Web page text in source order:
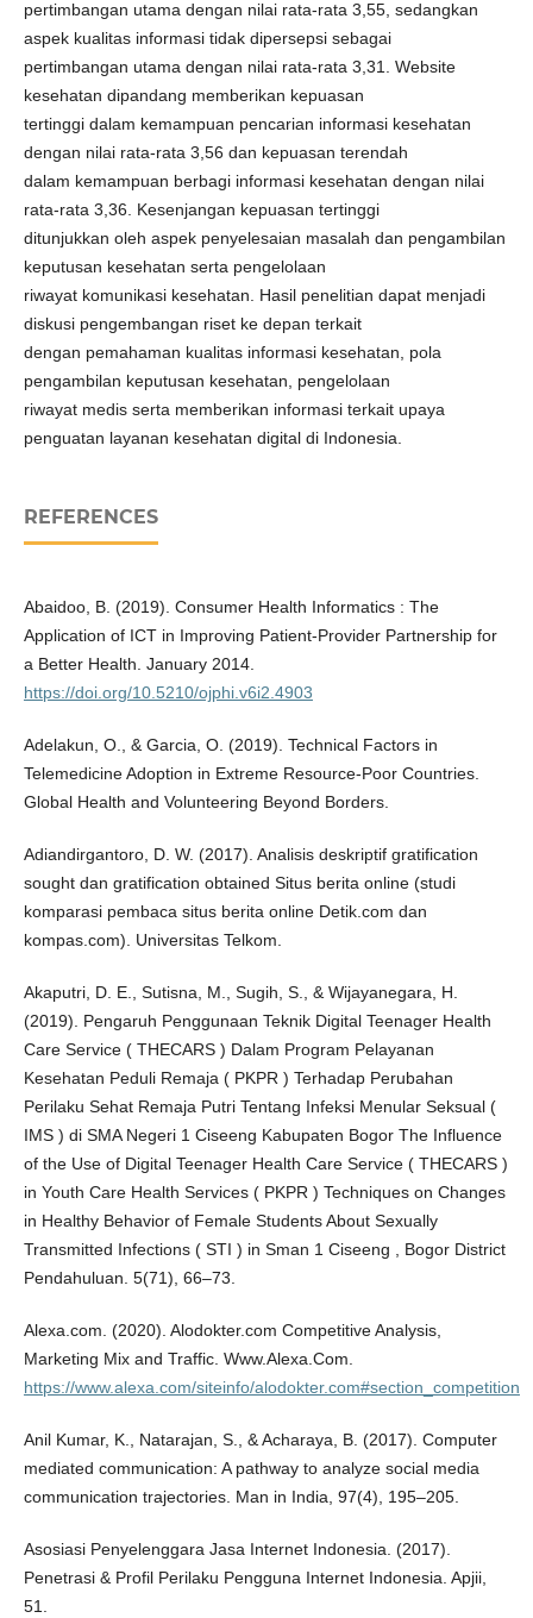
pertimbangan utama dengan nilai rata-rata 3,55, sedangkan
aspek kualitas informasi tidak dipersepsi sebagai
pertimbangan utama dengan nilai rata-rata 3,31. Website
kesehatan dipandang memberikan kepuasan
tertinggi dalam kemampuan pencarian informasi kesehatan
dengan nilai rata-rata 3,56 dan kepuasan terendah
dalam kemampuan berbagi informasi kesehatan dengan nilai
rata-rata 3,36. Kesenjangan kepuasan tertinggi
ditunjukkan oleh aspek penyelesaian masalah dan pengambilan
keputusan kesehatan serta pengelolaan
riwayat komunikasi kesehatan. Hasil penelitian dapat menjadi
diskusi pengembangan riset ke depan terkait
dengan pemahaman kualitas informasi kesehatan, pola
pengambilan keputusan kesehatan, pengelolaan
riwayat medis serta memberikan informasi terkait upaya
penguatan layanan kesehatan digital di Indonesia.
REFERENCES
Abaidoo, B. (2019). Consumer Health Informatics : The
Application of ICT in Improving Patient-Provider Partnership for
a Better Health. January 2014.
https://doi.org/10.5210/ojphi.v6i2.4903
Adelakun, O., & Garcia, O. (2019). Technical Factors in
Telemedicine Adoption in Extreme Resource-Poor Countries.
Global Health and Volunteering Beyond Borders.
Adiandirgantoro, D. W. (2017). Analisis deskriptif gratification
sought dan gratification obtained Situs berita online (studi
komparasi pembaca situs berita online Detik.com dan
kompas.com). Universitas Telkom.
Akaputri, D. E., Sutisna, M., Sugih, S., & Wijayanegara, H.
(2019). Pengaruh Penggunaan Teknik Digital Teenager Health
Care Service ( THECARS ) Dalam Program Pelayanan
Kesehatan Peduli Remaja ( PKPR ) Terhadap Perubahan
Perilaku Sehat Remaja Putri Tentang Infeksi Menular Seksual (
IMS ) di SMA Negeri 1 Ciseeng Kabupaten Bogor The Influence
of the Use of Digital Teenager Health Care Service ( THECARS )
in Youth Care Health Services ( PKPR ) Techniques on Changes
in Healthy Behavior of Female Students About Sexually
Transmitted Infections ( STI ) in Sman 1 Ciseeng , Bogor District
Pendahuluan. 5(71), 66–73.
Alexa.com. (2020). Alodokter.com Competitive Analysis,
Marketing Mix and Traffic. Www.Alexa.Com.
https://www.alexa.com/siteinfo/alodokter.com#section_competition
Anil Kumar, K., Natarajan, S., & Acharaya, B. (2017). Computer
mediated communication: A pathway to analyze social media
communication trajectories. Man in India, 97(4), 195–205.
Asosiasi Penyelenggara Jasa Internet Indonesia. (2017).
Penetrasi & Profil Perilaku Pengguna Internet Indonesia. Apjii,
51.